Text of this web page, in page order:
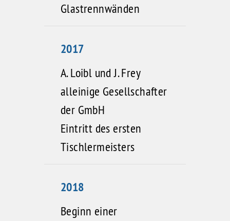
Glastrennwänden
2017
A. Loibl und J. Frey
alleinige Gesellschafter
der GmbH
Eintritt des ersten
Tischlermeisters
2018
Beginn einer